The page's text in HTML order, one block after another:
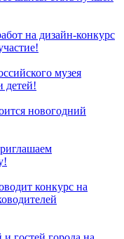
на дизайн-конкурс
музея
детей!
новогодний
конкурс на